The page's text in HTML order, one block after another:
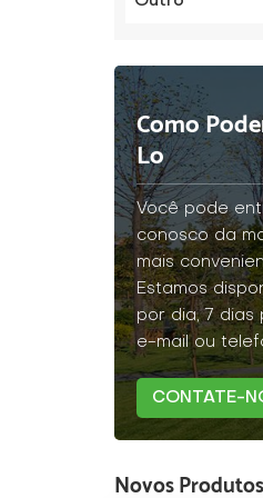
Como
Lo
Você pode
conosco da
mais
Estamos
por dia, 7 dias
e-mail ou
CONTATE-
Novos Produtos